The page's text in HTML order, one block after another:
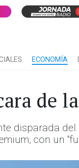
ECONOMÍA
de
disparada
con un